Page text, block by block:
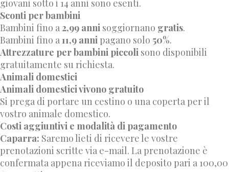
giovani sotto i 14 anni sono esenti.
Sconti per bambini
Bambini fino a2,99 anni soggiornano gratis.
Bambini fino a11,9 anni pagano solo 50%.
Attrezzature per bambini piccoli sono disponibili
gratuitamente su richiesta.
Animali domestici
Animali domestici vivono gratuito
Si prega di portare un cestino o una coperta per il
vostro animale domestico.
Costi aggiuntivi e modalità di pagamento
Caparra: Saremo lieti di ricevere le vostre
prenotazioni scritte via e-mail. La prenotazione è
confermata appena riceviamo il deposito pari a 100,00